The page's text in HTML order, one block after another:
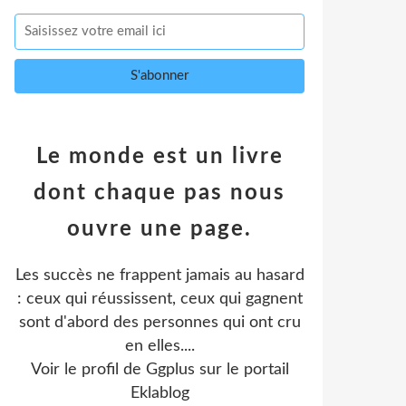
Le monde est un livre
dont chaque pas nous
ouvre une page.
Les succès ne frappent jamais au hasard
: ceux qui réussissent, ceux qui gagnent
sont d'abord des personnes qui ont cru
en elles....
Voir le profil de Ggplus sur le portail
Eklablog